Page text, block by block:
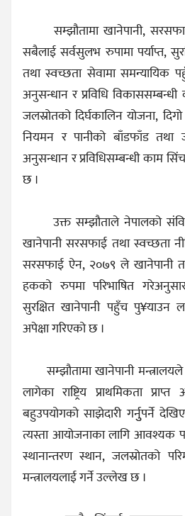
सम्झौतामा खानेपानी,
सबैलाई सर्वसुलभ रुपामा पर्याप्त,
तथा स्वच्छता सेवामा समन्यायिक
अनुसन्धान र प्रविधि विकाससम्बन्धी
जलस्रोतको दिर्घकालिन योजना,
नियमन र पानीको बाँडफाँड तथा
अनुसन्धान र प्रविधिसम्बन्धी काम
छ ।
उक्त सम्झौताले नेपालको
खानेपानी सरसफाई तथा स्वच्छता
सरसफाई ऐन, २०७९ ले खानेपानी
हकको रुपमा परिभाषित
सुरक्षित खानेपानी पहुँच पु¥याउन
अपेक्षा गरिएको छ ।
सम्झौतामा खानेपानी मन्त्रालयले
लागेका राष्ट्रिय प्राथमिकता
बहुउपयोगको साझेदारी गर्नुुपर्ने
त्यस्ता आयोजनाका लागि आवश्यक
स्थानान्तरण स्थान, जलस्रोतको
मन्त्रालयलाई गर्ने उल्लेख छ ।